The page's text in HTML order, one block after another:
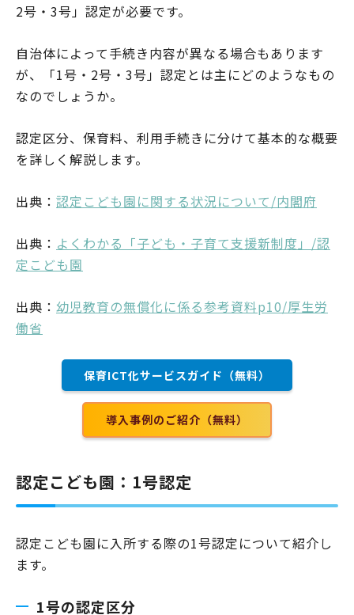
2号・3号」認定が必要です。
自治体によって手続き内容が異なる場合もあります
が、「1号・2号・3号」認定とは主にどのようなもの
なのでしょうか。
認定区分、保育料、利用手続きに分けて基本的な概要
を詳しく解説します。
出典： 認定こども園に関する状況について/内閣府
出典： よくわかる「子ども・子育て支援新制度」/認
定こども園
出典： 幼児教育の無償化に係る参考資料p10/厚生労
働省
保育ICT化サービスガイド（無料）
導入事例のご紹介（無料）
認定こども園：1号認定
認定こども園に入所する際の1号認定について紹介し
ます。
1号の認定区分